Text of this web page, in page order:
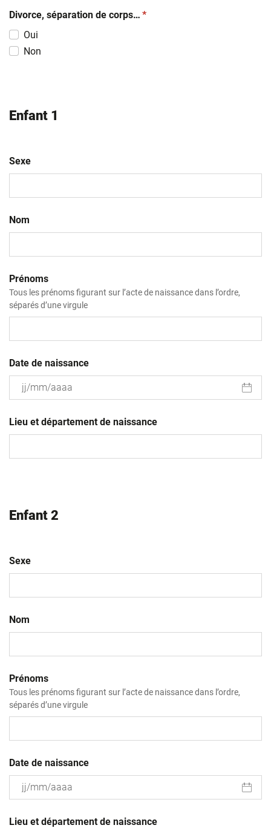
Divorce, séparation de corps… (obligatoire)
*
Oui
Non
Enfant 1
Sexe
Nom
Prénoms
Tous les prénoms figurant sur l’acte de naissance dans l’ordre,
séparés d’une virgule
Date de naissance
slash
MM
Lieu et département de naissance
Enfant 2
Sexe
Nom
Prénoms
Tous les prénoms figurant sur l’acte de naissance dans l’ordre,
séparés d’une virgule
Date de naissance
slash
Lieu et département de naissance